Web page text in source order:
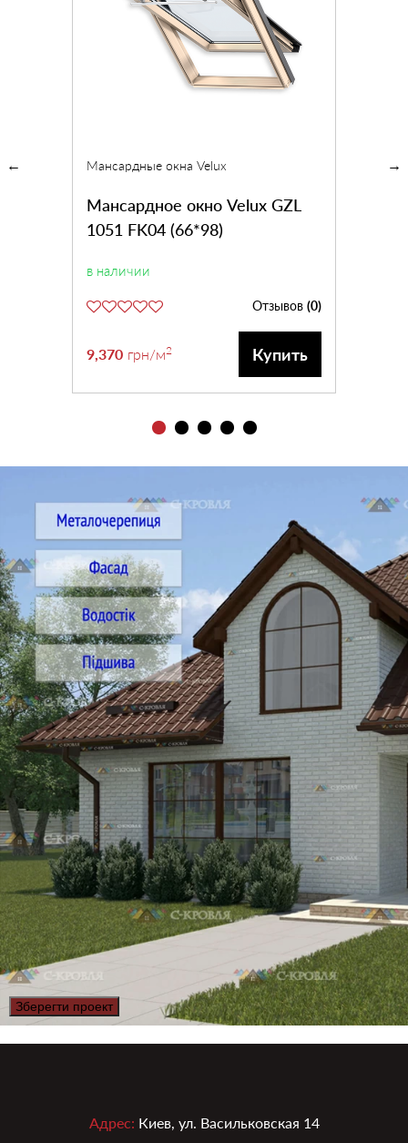
Мансардные окна Velux
Мансардное окно Velux GZL
1051 FK04 (66*98)
в наличии
Отзывов (0)
9,370 грн/м2 Купить
Зберегти проект
Адрес: Киев, ул. Васильковская 14